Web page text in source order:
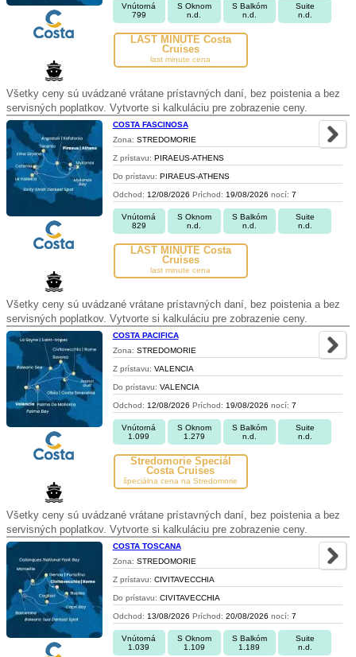
Vnútorná
799
S Oknom
n.d.
S Balkóm
n.d.
Suite
n.d.
LAST MINUTE Costa
Cruises
last minute cena
Všetky ceny sú uvádzané vrátane prístavných daní, bez poistenia a bez
servisných poplatkov. Vytvorte si kalkuláciu pre zobrazenie ceny.
COSTA FASCINOSA
Zona: STREDOMORIE
Z prístavu: PIRAEUS-ATHENS
Do prístavu: PIRAEUS-ATHENS
Odchod: 12/08/2026 Príchod: 19/08/2026 nocí: 7
Vnútorná
829
S Oknom
n.d.
S Balkóm
n.d.
Suite
n.d.
LAST MINUTE Costa
Cruises
last minute cena
Všetky ceny sú uvádzané vrátane prístavných daní, bez poistenia a bez
servisných poplatkov. Vytvorte si kalkuláciu pre zobrazenie ceny.
COSTA PACIFICA
Zona: STREDOMORIE
Z prístavu: VALENCIA
Do prístavu: VALENCIA
Odchod: 12/08/2026 Príchod: 19/08/2026 nocí: 7
Vnútorná
1.099
S Oknom
1.279
S Balkóm
n.d.
Suite
n.d.
Stredomorie Špeciál
Costa Cruises
špeciálna cena na Stredomorie
Všetky ceny sú uvádzané vrátane prístavných daní, bez poistenia a bez
servisných poplatkov. Vytvorte si kalkuláciu pre zobrazenie ceny.
COSTA TOSCANA
Zona: STREDOMORIE
Z prístavu: CIVITAVECCHIA
Do prístavu: CIVITAVECCHIA
Odchod: 13/08/2026 Príchod: 20/08/2026 nocí: 7
Vnútorná
1.039
S Oknom
1.109
S Balkóm
1.189
Suite
n.d.